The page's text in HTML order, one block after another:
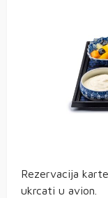
Rezervacija
ukrcati u avion.